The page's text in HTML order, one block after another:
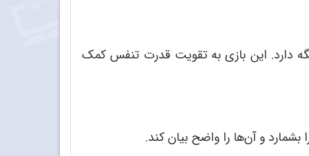
دارد. این بازی به تقویت قدرت تنفس کمک
ها را واضح بیان کند.